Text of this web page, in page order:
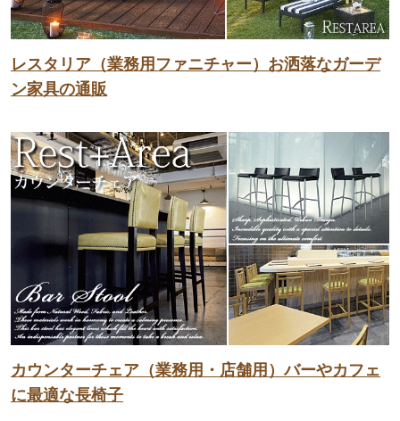
レスタリア（業務用ファニチャー）お洒落なガーデ
ン家具の通販
カウンターチェア（業務用・店舗用）バーやカフェ
に最適な長椅子